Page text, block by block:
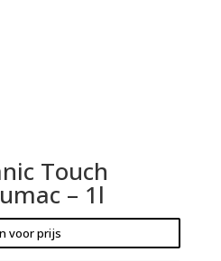
Touch
– 1l
voor prijs